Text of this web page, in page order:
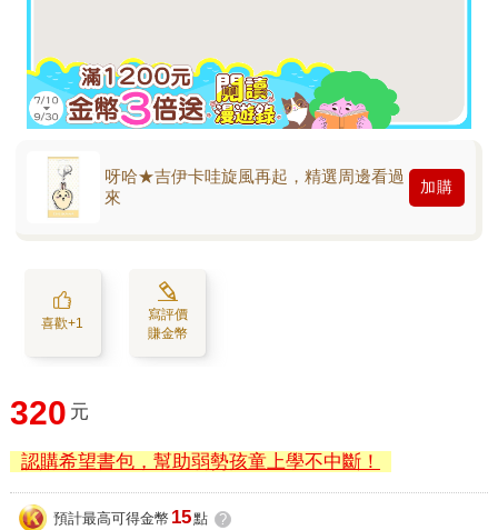
呀哈★吉伊卡哇旋風再起，精選周邊看過
來
加購
喜歡+1
寫評價
賺金幣
320 元
認購希望書包，幫助弱勢孩童上學不中斷！
預計最高可得金幣 15點 ?